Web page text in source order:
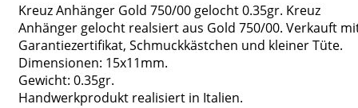
Kreuz Anhänger Gold 750/00 gelocht 0.35gr. Kreuz
Anhänger gelocht realsiert aus Gold 750/00. Verkauft
Garantiezertifikat, Schmuckkästchen und kleiner Tüte.
Dimensionen: 15x11mm.
Gewicht: 0.35gr.
Handwerkprodukt realisiert in Italien.